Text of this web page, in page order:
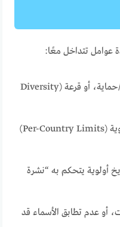
عوامل تتداخل معًا:
: عائلي، عمل، لجوء/حماية، أو قرعة (Diversity
: لأن نظام الحصص السنوية (Per-Country Limits)
أولوية يتحكم به “نشرة
أو عدم تطابق الأسماء قد